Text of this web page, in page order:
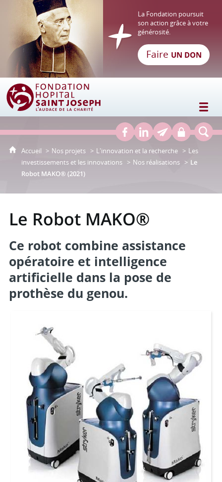
Fondation Hôpital Saint Joseph
La Fondation poursuit
son action grâce à votre
générosité.
Faire UN DON
Accueil Nos projets L'innovation et la recherche
Les
investissements et les innovations
Nos réalisations
Le
Robot MAKO® (2021)
Le Robot MAKO®
Ce robot combine assistance
opératoire et intelligence
artificielle dans la pose de
prothèse du genou.